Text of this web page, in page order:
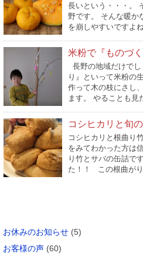
長いという・・・。
野です。 そんな暖か
を崩しやすいですよ
米粉で『ものづく
長野の地域だけでし
り』といって米粉の
作って木の枝にさし
ます。 やることも見
コシヒカリと旬
コシヒカリと根曲り
をみてわかった方は
り竹とサバの缶詰で
た！！ この根曲が
お休みのお知らせ (5)
お客様の声 (60)